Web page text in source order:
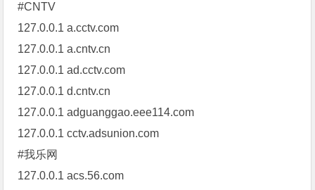
#CNTV
127.0.0.1 a.cctv.com
127.0.0.1 a.cntv.cn
127.0.0.1 ad.cctv.com
127.0.0.1 d.cntv.cn
127.0.0.1 adguanggao.eee114.com
127.0.0.1 cctv.adsunion.com
#我乐网
127.0.0.1 acs.56.com